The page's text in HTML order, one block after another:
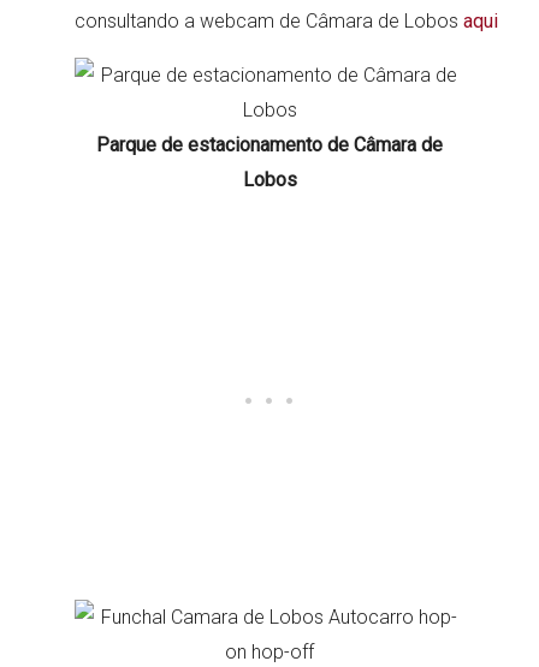
consultando a webcam de Câmara de Lobosaqui
Parque de estacionamento de Câmara de
Lobos